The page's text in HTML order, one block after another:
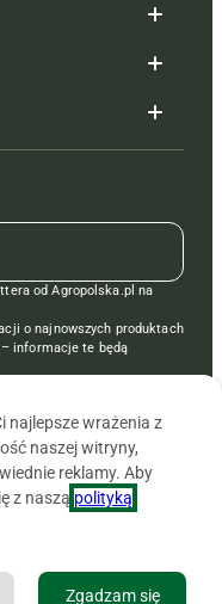
od Agropolska.pl na
o najnowszych produktach
informacje te będą
najlepsze wrażenia z
naszej witryny,
reklamy. Aby
z naszą polityką
Zgadzam się